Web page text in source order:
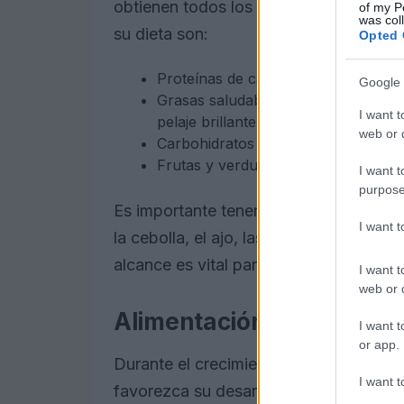
of my
was
Opted
Google
I want
web or
I want
I want
I want
web or
I want
or app.
I want
obtienen todos los nutrientes
su dieta son:
Proteínas de calidad: pollo,
Grasas saludables: los ácidos
pelaje brillante y una buena salud
Carbohidratos complejos: arroz
Frutas y verduras frescas: aportan
Es importante tener en cuenta que
la cebolla, el ajo, las uvas y el
alcance es vital para su salud.
Alimentación en la
Durante el crecimiento, los cachorros
favorezca su desarrollo. Un buen